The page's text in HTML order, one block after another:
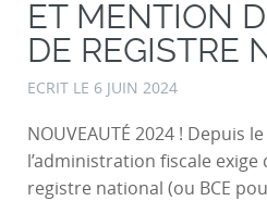
ET MENTION
DE REGISTRE
ECRIT LE 6 JUIN 2024
NOUVEAUTÉ 2024 ! Depuis
l’administration fiscale
registre national (ou BCE